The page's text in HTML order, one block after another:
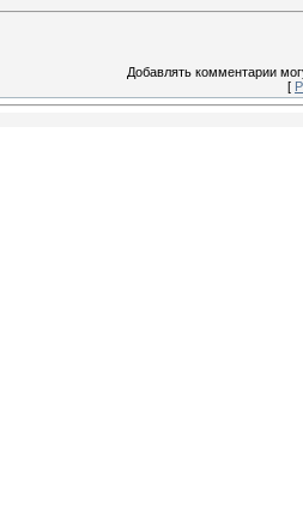
Добавлять комментарии
[